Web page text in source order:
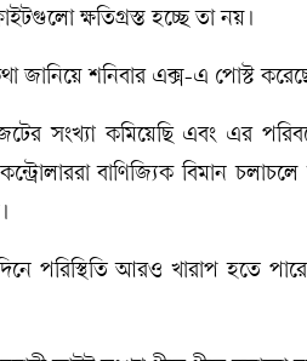
ক্ষতিগ্রস্ত হচ্ছে তা নয়।
জানিয়ে শনিবার এক্স-এ পোস্ট
সংখ্যা কমিয়েছি এবং এর
বাণিজ্যিক বিমান
আরও খারাপ হতে পারে,